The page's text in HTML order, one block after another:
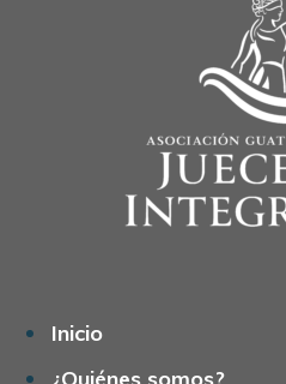
Inicio
¿Quiénes somos?